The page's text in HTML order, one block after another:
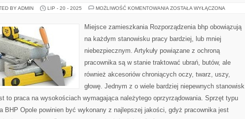
BY ADMIN LIP - 20 - 2025 MOŻLIWOŚĆ KOMENTOWANIA SZKOLENIA
ZOSTAŁA WYŁĄCZONA
Miejsce zamieszkania Rozporządzenia bhp obowiązują
na każdym stanowisku pracy bardziej, lub mniej
niebezpiecznym. Artykuły powiązane z ochroną
pracownika są w stanie traktować ubrań, butów, ale
również akcesoriów chroniących oczy, twarz, uszy,
głowę. Jednym z o wiele bardziej niepewnych stanowisk
to praca na wysokościach wymagająca należytego oprzyrządowania. Sprzęt typu
BHP Opole powinien być wykonany z najlepszej jakości, gdyż pracownika jest